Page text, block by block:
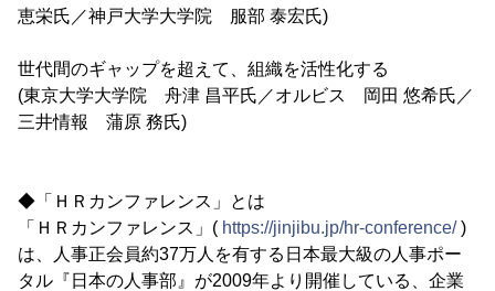
恵栄氏／神戸大学大学院 服部 泰宏氏)
世代間のギャップを超えて、組織を活性化する
(東京大学大学院 舟津 昌平氏／オルビス 岡田 悠希氏／
三井情報 蒲原 務氏)
◆「ＨＲカンファレンス」とは
「ＨＲカンファレンス」( https://jinjibu.jp/hr-conference/)
は、人事正会員約37万人を有する日本最大級の人事ポー
タル『日本の人事部』が2009年より開催している、企業